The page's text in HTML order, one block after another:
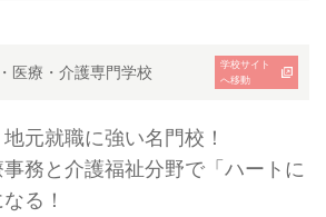
医療・介護専門学校
学校サイト
へ移動
元就職に強い名門校！
務と介護福祉分野で「ハートに
る！